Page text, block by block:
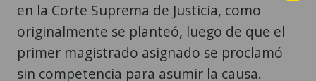
en la Corte Suprema de Justicia, como
originalmente se planteó, luego de que el
primer magistrado asignado se proclamó
sin competencia para asumir la causa.